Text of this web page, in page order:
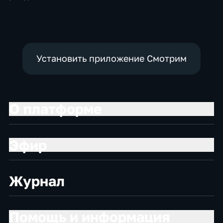
Установить приложение Смотрим
Журнал